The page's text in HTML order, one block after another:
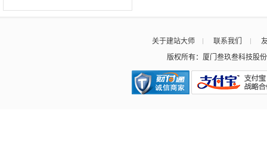
关于建站大师 联系我们
版权所有：厦门叁玖叁科技股